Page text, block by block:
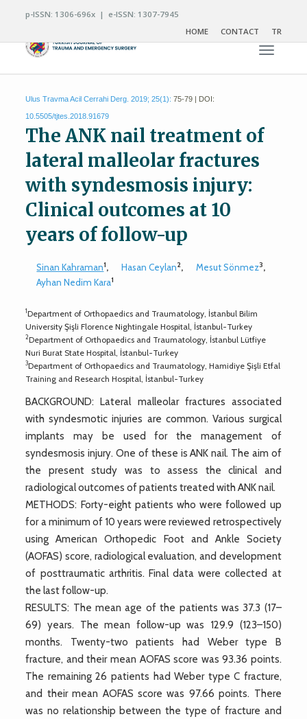
p-ISSN: 1306-696x | e-ISSN: 1307-7945
HOME
CONTACT TR
Toggle
Ulus Travma Acil Cerrahi Derg. 2019; 25(1): 75-79 | DOI:
10.5505/tjtes.2018.91679
The ANK nail treatment of
lateral malleolar fractures
with syndesmosis injury:
Clinical outcomes at 10
years of follow-up
Sinan Kahraman1, Hasan Ceylan2, Mesut Sönmez3,
Ayhan Nedim Kara1
1Department of Orthopaedics and Traumatology, İstanbul Bilim
University Şişli Florence Nightingale Hospital, İstanbul-Turkey
2Department of Orthopaedics and Traumatology, İstanbul Lütfiye
Nuri Burat State Hospital, İstanbul-Turkey
3Department of Orthopaedics and Traumatology, Hamidiye Şişli Etfal
Training and Research Hospital, İstanbul-Turkey
BACKGROUND: Lateral malleolar fractures associated
with syndesmotic injuries are common. Various surgical
implants may be used for the management of
syndesmosis injury. One of these is ANK nail. The aim of
the present study was to assess the clinical and
radiological outcomes of patients treated with ANK nail.
METHODS: Forty-eight patients who were followed up
for a minimum of 10 years were reviewed retrospectively
using American Orthopedic Foot and Ankle Society
(AOFAS) score, radiological evaluation, and development
of posttraumatic arthritis. Final data were collected at
the last follow-up.
RESULTS: The mean age of the patients was 37.3 (17–
69) years. The mean follow-up was 129.9 (123–150)
months. Twenty-two patients had Weber type B
fracture, and their mean AOFAS score was 93.36 points.
The remaining 26 patients had Weber type C fracture,
and their mean AOFAS score was 97.66 points. There
was no relationship between the type of fracture and